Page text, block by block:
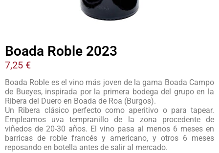
Boada Roble 2023
7,25 €
Boada Roble es el vino más joven de la gama Boada Campo
de Bueyes, inspirada por la primera bodega del grupo en la
Ribera del Duero en Boada de Roa (Burgos).
Un Ribera clásico perfecto como aperitivo o para tapear.
Empleamos uva tempranillo de la zona procedente de
viñedos de 20-30 años. El vino pasa al menos 6 meses en
barricas de roble francés y americano, y otros 6 meses
reposando en botella antes de salir al mercado.